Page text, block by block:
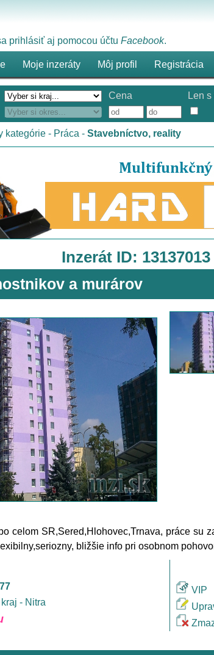
prihlásiť aj pomocou účtu Facebook.
Moje inzeráty Môj profil Registrácia
Cena
Len
kategórie - Práca - Stavebníctvo, reality
Inzerát ID: 13137013
a murárov
celom SR,Sered,Hlohovec,Trnava, práce su
bližšie info pri osobnom
- Nitra
VIP